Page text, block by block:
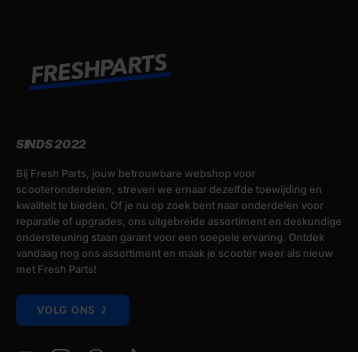
SINDS 2022
Bij Fresh Parts, jouw betrouwbare webshop voor
scooteronderdelen, streven we ernaar dezelfde toewijding en
kwaliteit te bieden. Of je nu op zoek bent naar onderdelen voor
reparatie of upgrades, ons uitgebreide assortiment en deskundige
ondersteuning staan garant voor een soepele ervaring. Ontdek
vandaag nog ons assortiment en maak je scooter weer als nieuw
met Fresh Parts!
VOLG ONS ⤸